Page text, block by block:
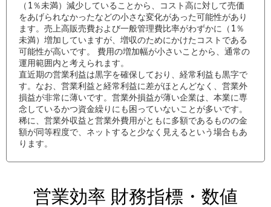
（1％未満）減少していることから、コスト高に対して売価
をあげられなかったなどの小さな変化があった可能性があり
ます。売上高販売費および一般管理費比率がわずかに（1％
未満）増加していますが、増収のためにかけたコストである
可能性が高いです。 費用の増加幅が小さいことから、通常の
運用範囲内と考えられます。
直近期の営業利益は黒字を確保しており、経常利益も黒字で
す。なお、営業利益と経常利益に差がほとんどなく、営業外
損益が非常に薄いです。営業外損益が薄い企業は、本業に専
念しているかつ資金繰りにも困っていないことが多いです。
稀に、営業外収益と営業外費用がともに多額であるものの金
額が同等程度で、ネットすると少なく見えるという場合もあ
ります。